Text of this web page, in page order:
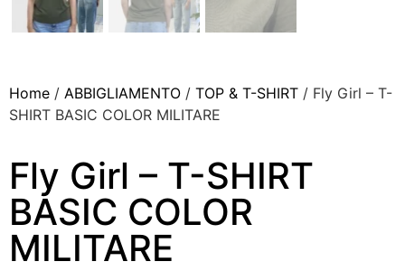
Home / ABBIGLIAMENTO / TOP & T-SHIRT / Fly Girl – T-
SHIRT BASIC COLOR MILITARE
Fly Girl – T-SHIRT
BASIC COLOR
MILITARE